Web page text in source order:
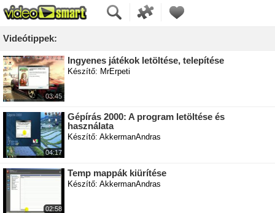
Videótippek:
03:45
Ingyenes játékok letöltése, telepítése
Készítő: MrErpeti
04:17
Gépírás 2000: A program letöltése és
használata
Készítő: AkkermanAndras
02:58
Temp mappák kiürítése
Készítő: AkkermanAndras